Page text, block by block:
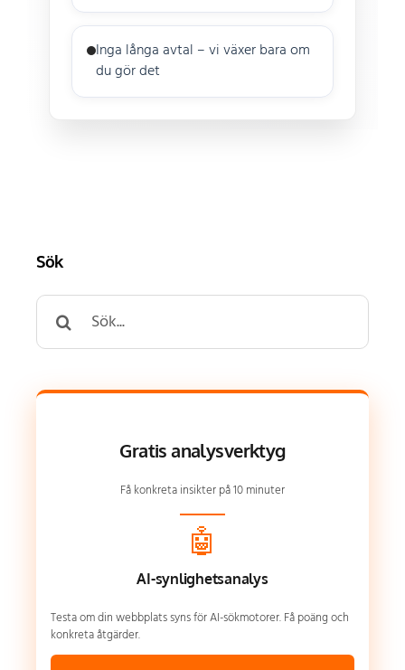
Inga långa avtal – vi växer bara om
du gör det
Sök
Search
for:
Gratis analysverktyg
Få konkreta insikter på 10 minuter
🤖
AI-synlighetsanalys
Testa om din webbplats syns för AI-sökmotorer. Få poäng och
konkreta åtgärder.